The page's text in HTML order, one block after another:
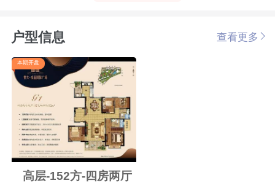
户型信息 查看更多
本期开盘
高层-152方-四房两厅